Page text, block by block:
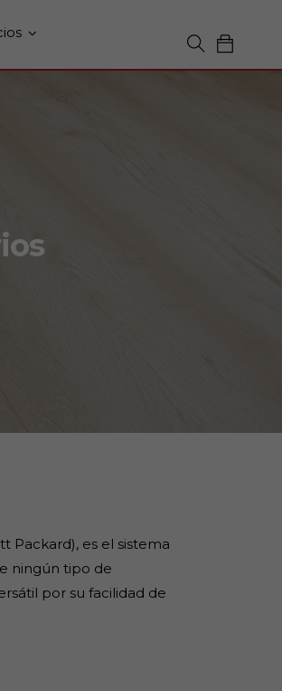
Packard), es el sistema
ningún tipo de
por su facilidad de